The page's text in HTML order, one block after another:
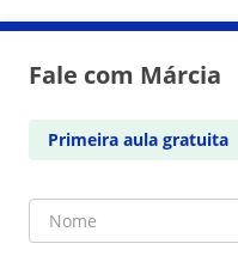
Fale com Márcia
Primeira aula gratuita